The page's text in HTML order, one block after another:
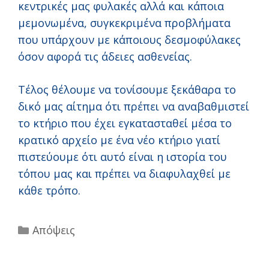
κεντρικές μας φυλακές αλλά και κάποια
μεμονωμένα, συγκεκριμένα προβλήματα
που υπάρχουν με κάποιους δεσμοφύλακες
όσον αφορά τις άδειες ασθενείας.
Τέλος θέλουμε να τονίσουμε ξεκάθαρα το
δικό μας αίτημα ότι πρέπει να αναβαθμιστεί
το κτήριο που έχει εγκατασταθεί μέσα το
κρατικό αρχείο με ένα νέο κτήριο γιατί
πιστεύουμε ότι αυτό είναι η ιστορία του
τόπου μας και πρέπει να διαφυλαχθεί με
κάθε τρόπο.
Categories
Απόψεις